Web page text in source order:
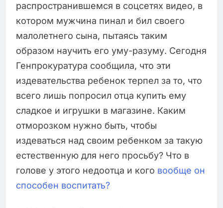
распространившемся в соцсетях видео, в
котором мужчина пинал и бил своего
малолетнего сына, пытаясь таким
образом научить его уму-разуму. Сегодня
Генпрокуратура сообщила, что эти
издевательства ребенок терпел за то, что
всего лишь попросил отца купить ему
сладкое и игрушки в магазине. Каким
отморозком нужно быть, чтобы
издеваться над своим ребенком за такую
естественную для него просьбу? Что в
голове у этого недоотца и кого вообще он
способен воспитать?